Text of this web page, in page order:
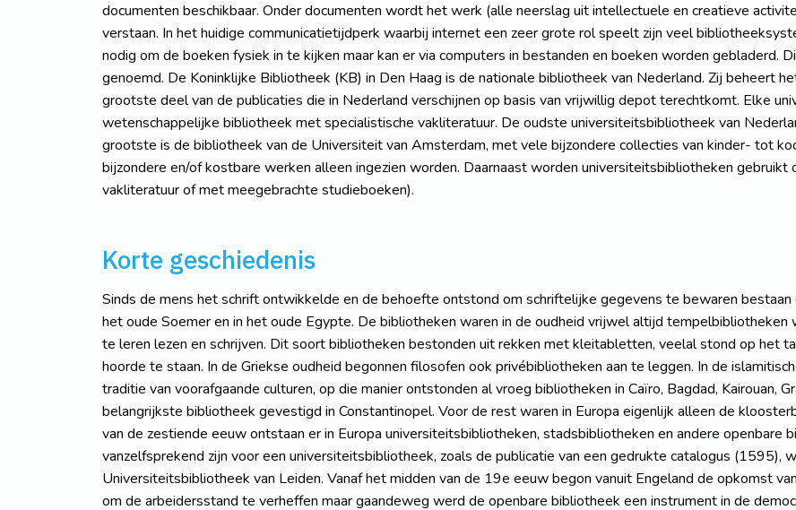
documenten beschikbaar. Onder documenten wordt het werk (alle neerslag uit intellectuele en creatieve
verstaan. In het huidige communicatietijdperk waarbij internet een zeer grote rol speelt zijn veel
nodig om de boeken fysiek in te kijken maar kan er via computers in bestanden en boeken worden gebladerd.
genoemd. De Koninklijke Bibliotheek (KB) in Den Haag is de nationale bibliotheek van Nederland. Zij beheert
grootste deel van de publicaties die in Nederland verschijnen op basis van vrijwillig depot terechtkomt. Elke
wetenschappelijke bibliotheek met specialistische vakliteratuur. De oudste universiteitsbibliotheek van
grootste is de bibliotheek van de Universiteit van Amsterdam, met vele bijzondere collecties van kinder- tot
bijzondere en/of kostbare werken alleen ingezien worden. Daarnaast worden universiteitsbibliotheken
vakliteratuur of met meegebrachte studieboeken).
Korte geschiedenis
Sinds de mens het schrift ontwikkelde en de behoefte ontstond om schriftelijke gegevens te bewaren
het oude Soemer en in het oude Egypte. De bibliotheken waren in de oudheid vrijwel altijd
te leren lezen en schrijven. Dit soort bibliotheken bestonden uit rekken met kleitabletten, veelal stond op het
hoorde te staan. In de Griekse oudheid begonnen filosofen ook privébibliotheken aan te leggen. In de
traditie van voorafgaande culturen, op die manier ontstonden al vroeg bibliotheken in Caïro, Bagdad, Kairouan,
belangrijkste bibliotheek gevestigd in Constantinopel. Voor de rest waren in Europa eigenlijk alleen de
van de zestiende eeuw ontstaan er in Europa universiteitsbibliotheken, stadsbibliotheken en andere openbare
vanzelfsprekend zijn voor een universiteitsbibliotheek, zoals de publicatie van een gedrukte catalogus (1595),
Universiteitsbibliotheek van Leiden. Vanaf het midden van de 19e eeuw begon vanuit Engeland de opkomst
om de arbeidersstand te verheffen maar gaandeweg werd de openbare bibliotheek een instrument in de